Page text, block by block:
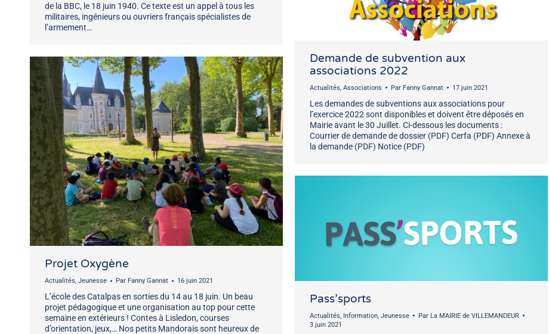
de la BBC, le 18 juin 1940. Ce texte est un appel à tous les
militaires, ingénieurs ou ouvriers français spécialistes de
l’armement…
Demande de subvention aux
associations 2022
Actualités, Associations Par Fanny Gannat 17 juin 2021
Les demandes de subventions aux associations pour
l’exercice 2022 sont disponibles et doivent être déposés en
Mairie avant le 30 Juillet. Ci-dessous les documents :
Courrier de demande de dossier (PDF) Cerfa (PDF) Annexe à
la demande (PDF) Notice (PDF)
Projet Oxygène
Actualités, Jeunesse Par Fanny Gannat 16 juin 2021
L’école des Catalpas en sorties du 14 au 18 juin. Un beau
projet pédagogique et une organisation au top pour cette
semaine en extérieurs ! Contes à Lisledon, courses
d’orientation, jeux,… Nos petits Mandorais sont heureux de
Pass’sports
Actualités, Information, Jeunesse Par La MAIRIE de VILLEMANDEUR
3 juin 2021